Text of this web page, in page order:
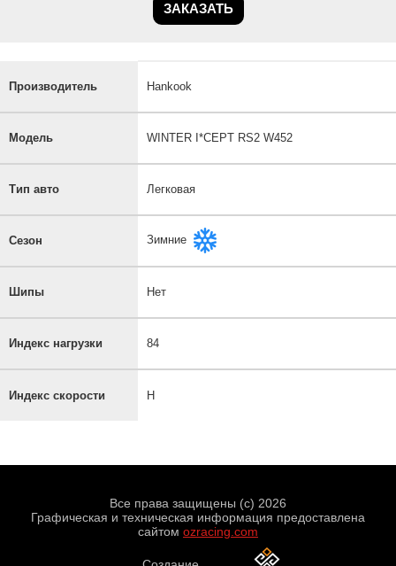
ЗАКАЗАТЬ
Производитель Hankook
Модель WINTER I*CEPT RS2 W452
Тип авто Легковая
Сезон Зимние
Шипы Нет
Индекс нагрузки 84
Индекс скорости H
Все права защищены (с) 2026
Графическая и техническая информация предоставлена
сайтом ozracing.com